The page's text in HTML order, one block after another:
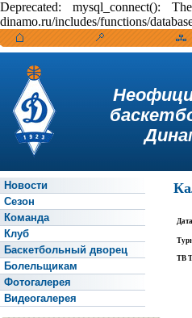
Deprecated: mysql_connect():
dinamo.ru/includes/functions/
Новости
Сезон
Команда
Клуб
Баскетбольный дворец
Болельщикам
Фотогалерея
Видеогалерея
ТВ